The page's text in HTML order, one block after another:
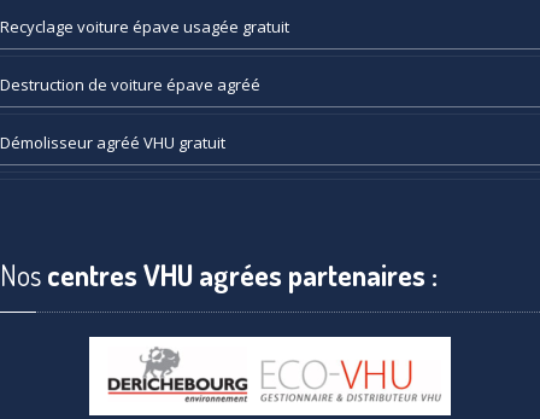
Recyclage voiture épave usagée gratuit
Destruction de voiture épave agréé
Démolisseur agréé VHU gratuit
Noscentres VHU agrées partenaires :